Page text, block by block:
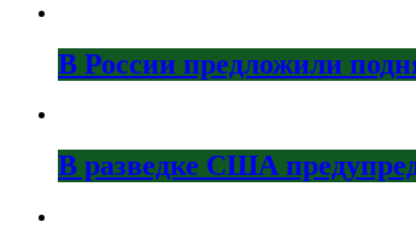
В России предложили
В разведке США